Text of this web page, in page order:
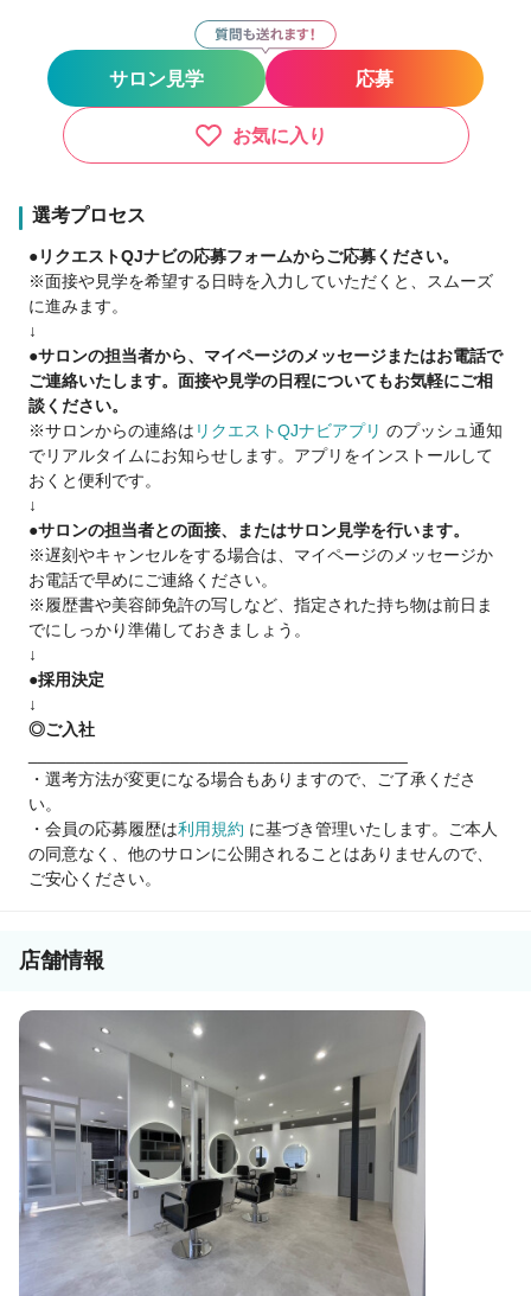
日数や時間に縛られる働き方ではなく
『あなただけのオリジナルのサロンワーク』をしませんか？
－子育て中のママ－
好きな曜日に休んで、子どもの予定に合わせて早上がり
仕事と家庭のバランスを重視
－休日重視・趣味に没頭－
10連休を取るスタッフも
－二刀流－
フットサルのプロ選手×Agu.
スタイリストとして働きながら、プロとして活躍
【当社グループへの転職を考えているあなたへ】
Q.顧客がいないので、集客面で不安です…
A.新規集客は会社の本部が一括対応しているため、顧客0でも問
題なく入客できます
スタッフ集客満足度94.4%！
Q.業務委託制度がよく分かっていないです…
A.確定申告サポートもあり、簡単・安全の独自システムを導入
何か困った時には税理士サポートもあります
Q.病気やトラブルなど何かあった時の収入面って…?
A.スタイリストケア制度をご用意
（出産・育児・病気での休業にともなう保障や、結婚の応援金
を支給）※一定条件あり
☝だから安心！
当社は2021年11月19日よりグロース市場へ上場
安心・安全の上場企業サロン
※現時点で美容室経営企業での上場企業は『6社』のみ
ください！
サロン見学 応募
お気に入り
選考プロセス
●リクエストQJナビの応募フォームからご応募ください。
※面接や見学を希望する日時を入力していただくと、スムーズ
に進みます。
↓
●サロンの担当者から、マイページのメッセージまたはお電話で
ご連絡いたします。面接や見学の日程についてもお気軽にご相
談ください。
※サロンからの連絡は リクエストQJナビアプリ のプッシュ通知
でリアルタイムにお知らせします。アプリをインストールして
おくと便利です。
↓
●サロンの担当者との面接、またはサロン見学を行います。
※遅刻やキャンセルをする場合は、マイページのメッセージか
お電話で早めにご連絡ください。
※履歴書や美容師免許の写しなど、指定された持ち物は前日ま
でにしっかり準備しておきましょう。
↓
●採用決定
↓
◎ご入社
・選考方法が変更になる場合もありますので、ご了承くださ
い。
・会員の応募履歴は利用規約 に基づき管理いたします。ご本人
の同意なく、他のサロンに公開されることはありませんので、
ご安心ください。
店舗情報